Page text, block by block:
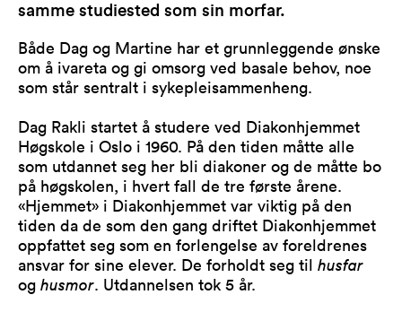
samme studiested som sin morfar.
Både Dag og Martine har et grunnleggende ønske
om å ivareta og gi omsorg ved basale behov, noe
som står sentralt i sykepleisammenheng.
Dag Rakli startet å studere ved Diakonhjemmet
Høgskole i Oslo i 1960. På den tiden måtte alle
som utdannet seg her bli diakoner og de måtte bo
på høgskolen, i hvert fall de tre første årene.
«Hjemmet» i Diakonhjemmet var viktig på den
tiden da de som den gang driftet Diakonhjemmet
oppfattet seg som en forlengelse av foreldrenes
ansvar for sine elever. De forholdt seg til husfar
og husmor. Utdannelsen tok 5 år.